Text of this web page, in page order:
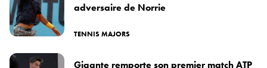
adversaire de Norrie
TENNIS MAJORS
Gigante remporte son premier match ATP